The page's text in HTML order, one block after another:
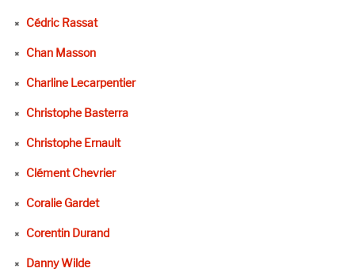
Cédric Rassat
Chan Masson
Charline Lecarpentier
Christophe Basterra
Christophe Ernault
Clément Chevrier
Coralie Gardet
Corentin Durand
Danny Wilde